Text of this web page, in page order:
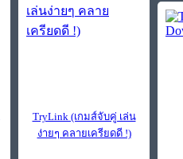
TryLink (เกมส์จับคู่ เล่น
ง่ายๆ คลายเครียดดี !)